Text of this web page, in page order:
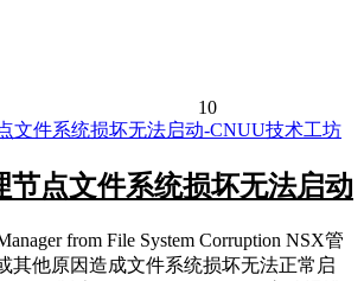
10
节点文件系统损坏无法启动
from File System Corruption NSX管
其他原因造成文件系统损坏无法正常启